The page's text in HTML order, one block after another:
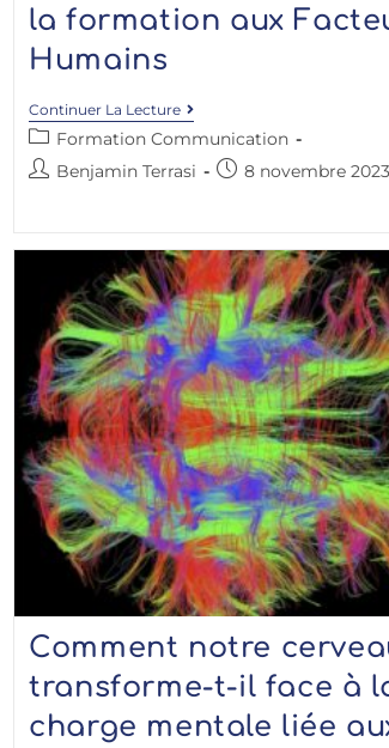
la formation aux
Humains
Continuer La Lecture
Formation Communication
Benjamin Terrasi
8 novembre 2023
Comment notre
transforme-t-il face à
charge mentale liée